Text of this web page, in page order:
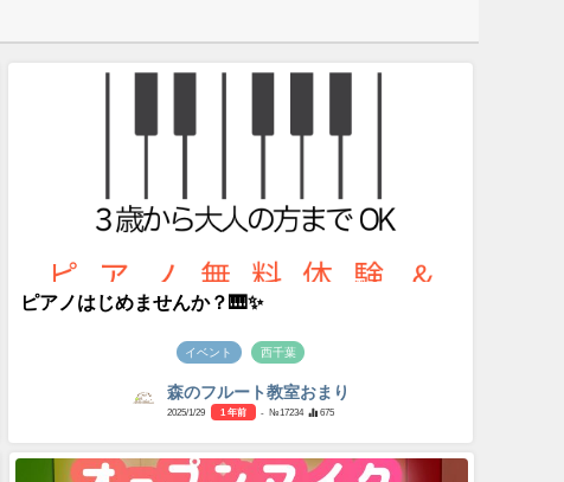
ピアノはじめませんか？🎹✨
イベント 西千葉
森のフルート教室おまり
2025/1/29 1 年前 - №17234 675